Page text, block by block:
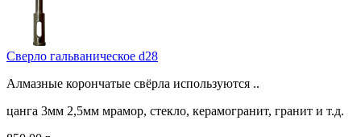
Сверло гальваническое d28
Алмазные корончатые свёрла используются ..
цанга 3мм 2,5мм мрамор, стекло, керамогранит, гранит и т.д.